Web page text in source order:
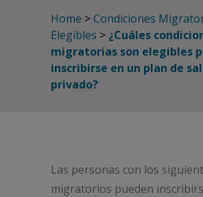
Home >Condiciones
Elegibles > ¿Cuáles
migratorias son elegibles
inscribirse en un plan de
privado?
Las personas con los
migratorios pueden